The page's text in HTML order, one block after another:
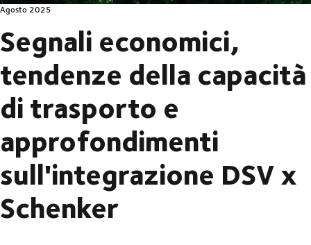
Agosto 2025
Segnali economici,
tendenze della capacità
di trasporto e
approfondimenti
sull'integrazione DSV x
Schenker